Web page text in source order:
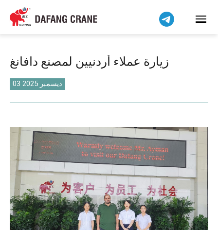
زيارة عملاء أردنيين لمصنع دافانغ
03 ديسمبر 2025
Bahasa Indonesia
Bahasa Melayu
বাংলা
فارسی
Українська
Čeština
Беларуская мова
Kiswahili
Dansk
Norsk
O‘zbekcha